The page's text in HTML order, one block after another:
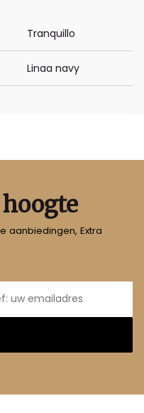
Tranquillo
Linaa navy
aanbiedingen, Extra